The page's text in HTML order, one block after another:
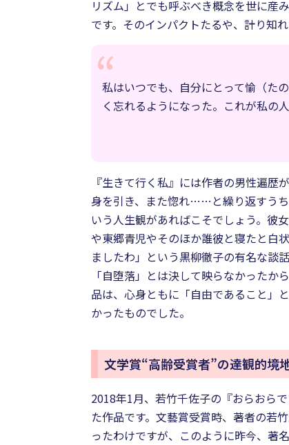
リズム」とでも呼ぶべき概念を世に産
です。そのインパクトたるや、計り知
私はいつでも、自分にとって愉（た
く忘れるようになった。これが私の
『生きて行く私』には作者の男性遍
身を引き、また惚れ……と繰り返すう
いう人生観があればこそでしょう。彼
や東郷青児やそのほか誰彼と寝たと白
ましたわ」という黒柳徹子の有名な談
「自堕落」とは決して映らなかった
品は、心身ともに「自由であること」
かったものでした。
文学賞“高齢受賞者”の達観的境
2018年1月、若竹千佐子の『おらおら
た作品です。文藝賞受賞時、著者の若
ったわけですが、このように昨今、著